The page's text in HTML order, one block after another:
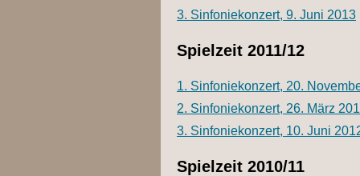
3. Sinfoniekonzert, 9. Juni 2013
Spielzeit 2011/12
1. Sinfoniekonzert, 20.
2. Sinfoniekonzert, 26. März
3. Sinfoniekonzert, 10. Juni
Spielzeit 2010/11